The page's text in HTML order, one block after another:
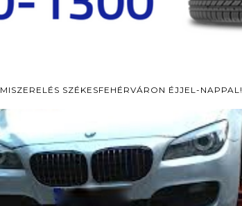
SZÉKESFEHÉRVÁRON ÉJJEL-NAPPAL!